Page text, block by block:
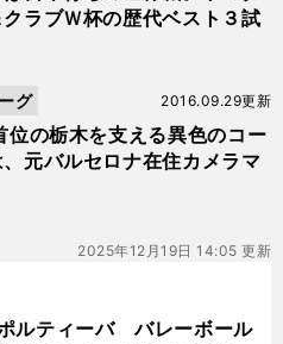
ラブＷ杯の歴代ベスト３試
位の栃木を支える異色のコー
元バルセロナ在住カメラマ
2016.09.29更新
グ
2025年12月19日 14:05 更新
ルティーバ バレーボール